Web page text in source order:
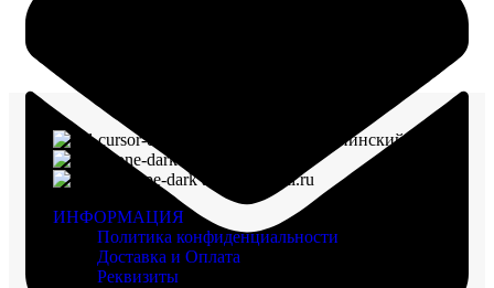
г. Воронеж, пр-кт Ленинский, д. 221
arinval@mail.ru
ИНФОРМАЦИЯ
Политика конфиденциальности
Доставка и Оплата
Реквизиты